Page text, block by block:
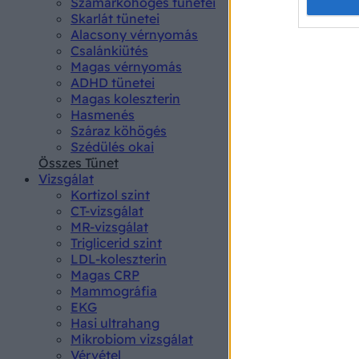
Skarlát tünetei
Alacsony vérnyomás
Csalánkiütés
Magas vérnyomás
ADHD tünetei
Magas koleszterin
Hasmenés
Száraz köhögés
Szédülés okai
Összes Tünet
Vizsgálat
Kortizol szint
CT-vizsgálat
MR-vizsgálat
Triglicerid szint
LDL-koleszterin
Magas CRP
Mammográfia
EKG
Hasi ultrahang
Mikrobiom vizsgálat
Vérvétel